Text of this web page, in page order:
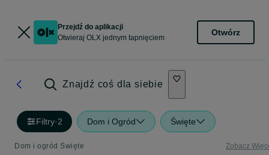
Przejdź do aplikacji
Otwieraj OLX jednym tapnięciem
Otwórz
Znajdź coś dla siebie
Filtry·2 Dom i Ogród Święte
Dom i ogród Święte Zobacz